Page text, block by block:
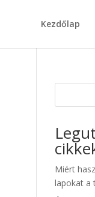
Kezdőlap
Miért
lapokat a